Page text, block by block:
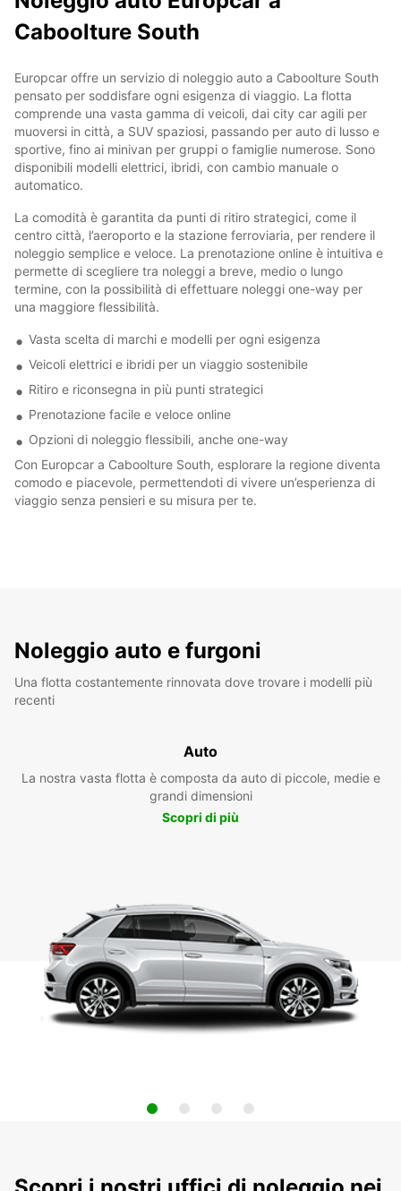
Caboolture South
Europcar offre un servizio di noleggio auto a Caboolture South
pensato per soddisfare ogni esigenza di viaggio. La flotta
comprende una vasta gamma di veicoli, dai city car agili per
muoversi in città, a SUV spaziosi, passando per auto di lusso e
sportive, fino ai minivan per gruppi o famiglie numerose. Sono
disponibili modelli elettrici, ibridi, con cambio manuale o
automatico.
La comodità è garantita da punti di ritiro strategici, come il
centro città, l’aeroporto e la stazione ferroviaria, per rendere il
noleggio semplice e veloce. La prenotazione online è intuitiva e
permette di scegliere tra noleggi a breve, medio o lungo
termine, con la possibilità di effettuare noleggi one-way per
una maggiore flessibilità.
Vasta scelta di marchi e modelli per ogni esigenza
Veicoli elettrici e ibridi per un viaggio sostenibile
Ritiro e riconsegna in più punti strategici
Prenotazione facile e veloce online
Opzioni di noleggio flessibili, anche one-way
Con Europcar a Caboolture South, esplorare la regione diventa
comodo e piacevole, permettendoti di vivere un’esperienza di
viaggio senza pensieri e su misura per te.
Noleggio auto e furgoni
Una flotta costantemente rinnovata dove trovare i modelli più
recenti
Auto
La nostra vasta flotta è composta da auto di piccole, medie e
grandi dimensioni
Scopri di più